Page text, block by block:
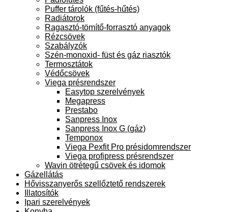
Puffer tárolók (fűtés-hűtés)
Radiátorok
Ragasztó-tömítő-forrasztó anyagok
Rézcsövek
Szabályzók
Szén-monoxid- füst és gáz riasztók
Termosztátok
Védőcsövek
Viega présrendszer
Easytop szerelvények
Megapress
Prestabo
Sanpress Inox
Sanpress Inox G (gáz)
Temponox
Viega Pexfit Pro présidomrendszer
Viega profipress présrendszer
Wavin ötrétegű csövek és idomok
Gázellátás
Hővisszanyerős szellőztető rendszerek
Illatosítók
Ipari szerelvények